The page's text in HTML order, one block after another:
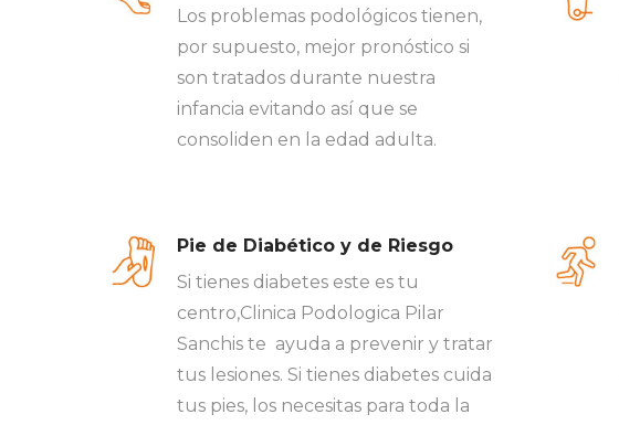
Los problemas podológicos tienen,
por supuesto, mejor pronóstico si
son tratados durante nuestra
infancia evitando así que se
consoliden en la edad adulta.
Pie de Diabético y de Riesgo
Si tienes diabetes este es tu
centro,Clinica Podologica Pilar
Sanchis te ayuda a prevenir y tratar
tus lesiones. Si tienes diabetes cuida
tus pies, los necesitas para toda la